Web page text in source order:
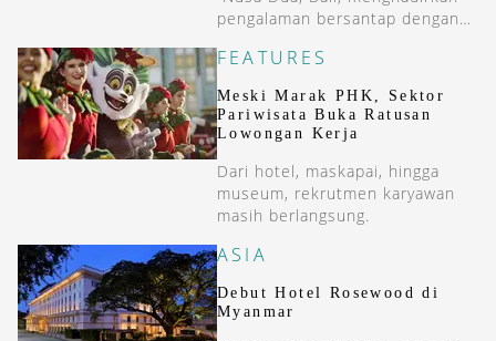
pengalaman bersantap dengan
yaitu Ajengan.
FEATURES
Meski Marak PHK, Sektor
Pariwisata Buka Ratusan
Lowongan Kerja
Dari hotel, maskapai, hingga
museum, rekrutmen karyawan
masih berlangsung.
ASIA
Debut Hotel Rosewood di
Myanmar